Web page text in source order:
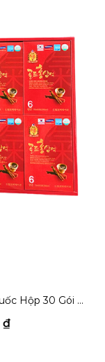
Hộp 30 Gói x
₫Giá